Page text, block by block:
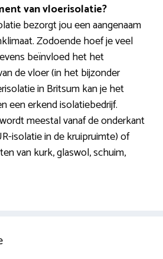
van vloerisolatie?
bezorgt jou een aangenaam
Zodoende hoef je veel
beïnvloed het het
de vloer (in het bijzonder
in Britsum kan je het
een erkend isolatiebedrijf.
meestal vanaf de onderkant
isolatie in de kruipruimte) of
van kurk, glaswol, schuim,